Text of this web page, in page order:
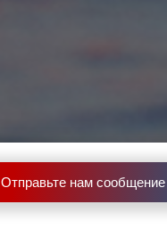
Отправьте нам сообщение